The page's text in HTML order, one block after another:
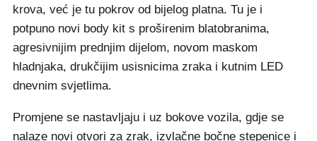
krova, već je tu pokrov od bijelog platna. Tu je i
potpuno novi body kit s proširenim blatobranima,
agresivnijim prednjim dijelom, novom maskom
hladnjaka, drukčijim usisnicima zraka i kutnim LED
dnevnim svjetlima.
Promjene se nastavljaju i uz bokove vozila, gdje se
nalaze novi otvori za zrak, izvlačne bočne stepenice i